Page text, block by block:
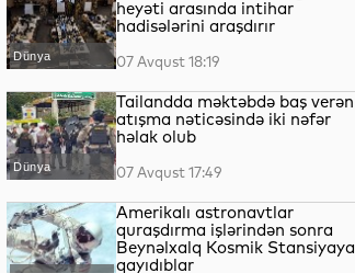
Dünya
heyəti arasında intihar
hadisələrini araşdırır
07 Avqust 18:19
Dünya
Tailandda məktəbdə baş verən
atışma nəticəsində iki nəfər
həlak olub
07 Avqust 17:49
Amerikalı astronavtlar
quraşdırma işlərindən sonra
Beynəlxalq Kosmik Stansiyaya
qayıdıblar